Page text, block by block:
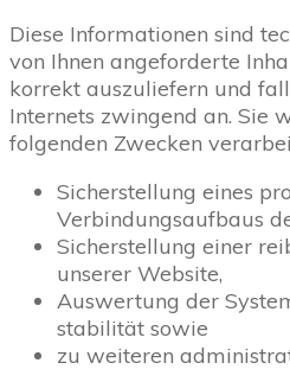
Diese Informationen sind
von Ihnen angeforderte
korrekt auszuliefern und
Internets zwingend an. Sie
folgenden Zwecken
Sicherstellung eines
Verbindungsaufbaus
Sicherstellung einer
unserer Website,
Auswertung der
stabilität sowie
zu weiteren